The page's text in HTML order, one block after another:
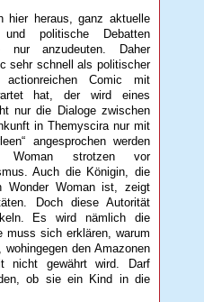
hier heraus, ganz aktuelle
und politische Debatten
nur anzudeuten. Daher
sehr schnell als politischer
Comic mit
hat, der wird eines
nur die Dialoge zwischen
in Themyscira nur mit
angesprochen werden
Woman strotzen vor
Auch die Königin, die
Wonder Woman ist, zeigt
Doch diese Autorität
Es wird nämlich die
muss sich erklären, warum
den Amazonen
nicht gewährt wird. Darf
ob sie ein Kind in die